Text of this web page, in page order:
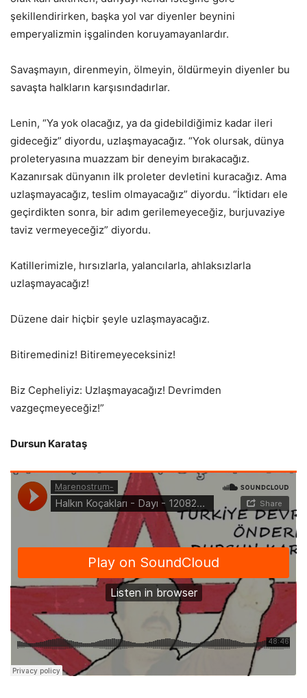
şekillendirirken, başka yol var diyenler beynini
emperyalizmin işgalinden koruyamayanlardır.
Savaşmayın, direnmeyin, ölmeyin, öldürmeyin diyenler bu
savaşta halkların karşısındadırlar.
Lenin, “Ya yok olacağız, ya da gidebildiğimiz kadar ileri
gideceğiz” diyordu, uzlaşmayacağız. “Yok olursak, dünya
proleteryasına muazzam bir deneyim bırakacağız.
Kazanırsak dünyanın ilk proleter devletini kuracağız. Ama
uzlaşmayacağız, teslim olmayacağız” diyordu. “İktidarı ele
geçirdikten sonra, bir adım gerilemeyeceğiz, burjuvaziye
taviz vermeyeceğiz” diyordu.
Katillerimizle, hırsızlarla, yalancılarla, ahlaksızlarla
uzlaşmayacağız!
Düzene dair hiçbir şeyle uzlaşmayacağız.
Bitiremediniz! Bitiremeyeceksiniz!
Biz Cepheliyiz: Uzlaşmayacağız! Devrimden
vazgeçmeyeceğiz!”
Dursun Karataş